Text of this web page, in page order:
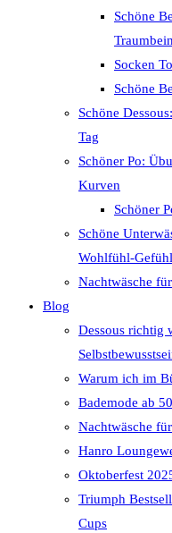
Schöne
Socken
Schöne
Schöne
Tag
Schöner Po:
Kurven
Schöner
Schöne
Wohlfühl-Gefühl
Nachtwäsche
Blog
Dessous richtig
Warum ich im
Bademode ab
Nachtwäsche
Hanro
Oktoberfest
Triumph
Cups